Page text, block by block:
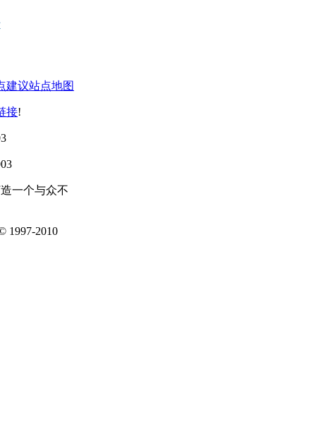
建议站点地图
接!
一个与众不
1997-2010